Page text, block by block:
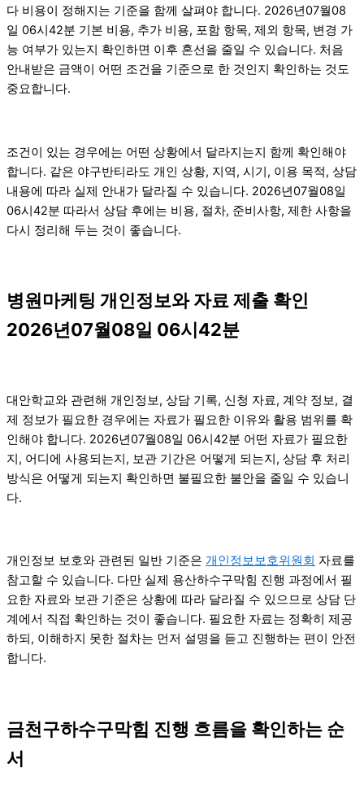
다 비용이 정해지는 기준을 함께 살펴야 합니다. 2026년07월08
일 06시42분 기본 비용, 추가 비용, 포함 항목, 제외 항목, 변경 가
능 여부가 있는지 확인하면 이후 혼선을 줄일 수 있습니다. 처음
안내받은 금액이 어떤 조건을 기준으로 한 것인지 확인하는 것도
중요합니다.
조건이 있는 경우에는 어떤 상황에서 달라지는지 함께 확인해야
합니다. 같은 야구반티라도 개인 상황, 지역, 시기, 이용 목적, 상담
내용에 따라 실제 안내가 달라질 수 있습니다. 2026년07월08일
06시42분 따라서 상담 후에는 비용, 절차, 준비사항, 제한 사항을
다시 정리해 두는 것이 좋습니다.
병원마케팅 개인정보와 자료 제출 확인
2026년07월08일 06시42분
대안학교와 관련해 개인정보, 상담 기록, 신청 자료, 계약 정보, 결
제 정보가 필요한 경우에는 자료가 필요한 이유와 활용 범위를 확
인해야 합니다. 2026년07월08일 06시42분 어떤 자료가 필요한
지, 어디에 사용되는지, 보관 기간은 어떻게 되는지, 상담 후 처리
방식은 어떻게 되는지 확인하면 불필요한 불안을 줄일 수 있습니
다.
개인정보 보호와 관련된 일반 기준은 개인정보보호위원회 자료를
참고할 수 있습니다. 다만 실제 용산하수구막힘 진행 과정에서 필
요한 자료와 보관 기준은 상황에 따라 달라질 수 있으므로 상담 단
계에서 직접 확인하는 것이 좋습니다. 필요한 자료는 정확히 제공
하되, 이해하지 못한 절차는 먼저 설명을 듣고 진행하는 편이 안전
합니다.
금천구하수구막힘 진행 흐름을 확인하는 순
서